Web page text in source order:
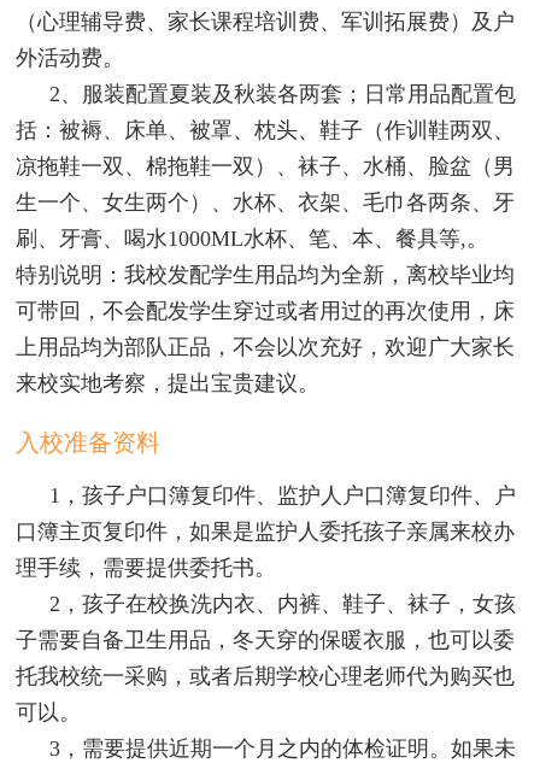
（心理辅导费、家长课程培训费、军训拓展费）及户
外活动费。
2、服装配置夏装及秋装各两套；日常用品配置包
括：被褥、床单、被罩、枕头、鞋子（作训鞋两双、
凉拖鞋一双、棉拖鞋一双）、袜子、水桶、脸盆（男
生一个、女生两个）、水杯、衣架、毛巾各两条、牙
刷、牙膏、喝水1000ML水杯、笔、本、餐具等,。
特别说明：我校发配学生用品均为全新，离校毕业均
可带回，不会配发学生穿过或者用过的再次使用，床
上用品均为部队正品，不会以次充好，欢迎广大家长
来校实地考察，提出宝贵建议。
入校准备资料
1，孩子户口簿复印件、监护人户口簿复印件、户
口簿主页复印件，如果是监护人委托孩子亲属来校办
理手续，需要提供委托书。
2，孩子在校换洗内衣、内裤、鞋子、袜子，女孩
子需要自备卫生用品，冬天穿的保暖衣服，也可以委
托我校统一采购，或者后期学校心理老师代为购买也
可以。
3，需要提供近期一个月之内的体检证明。如果未